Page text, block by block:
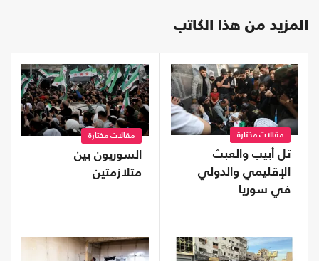
المزيد من هذا الكاتب
مقالات مختارة
تل أبيب والعبث
الإقليمي والدولي
في سوريا
مقالات مختارة
السوريون بين
متلازمتين